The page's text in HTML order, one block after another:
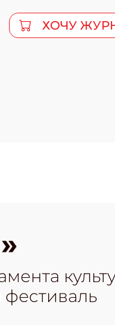
ХОЧУ
фестиваль